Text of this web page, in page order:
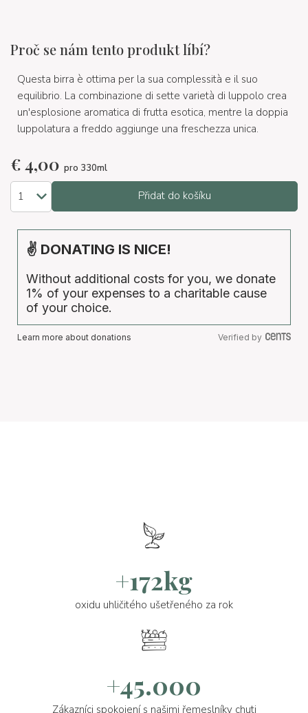
Proč se nám tento produkt líbí?
Questa birra è ottima per la sua complessità e il suo
equilibrio. La combinazione di sette varietà di luppolo crea
un'esplosione aromatica di frutta esotica, mentre la doppia
luppolatura a freddo aggiunge una freschezza unica.
€4,00 pro 330ml
Přidat do košíku
✌ DONATING IS NICE!
Without additional costs for you, we donate
1% of your expenses to a charitable cause
of your choice.
Learn more about donations Verified by
+172kg
oxidu uhličitého ušetřeného za rok
+45.000
Zákazníci spokojení s našimi řemeslníky chuti